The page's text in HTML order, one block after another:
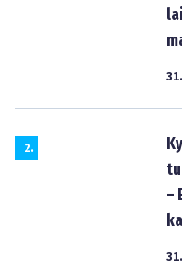
2.
–